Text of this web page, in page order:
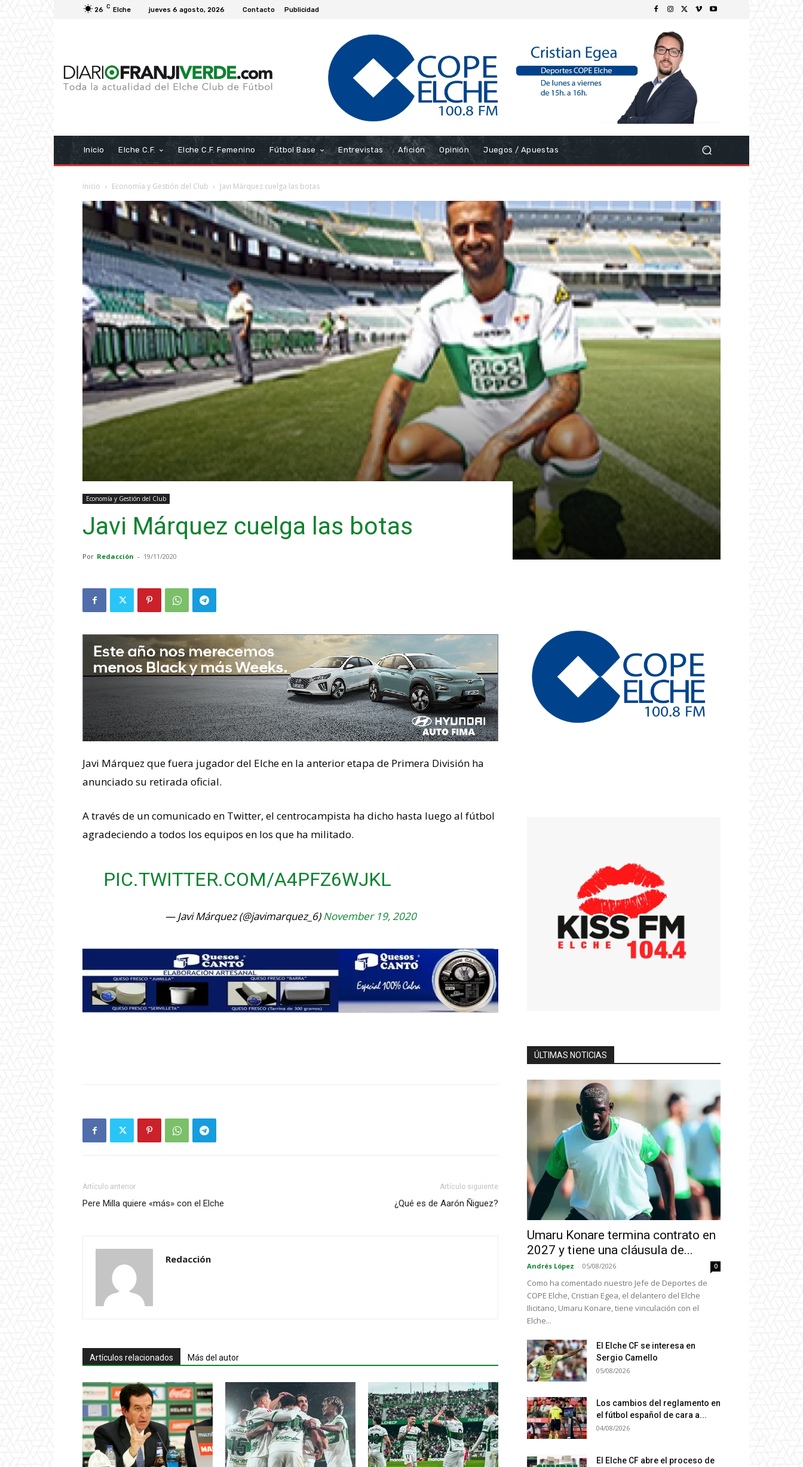
26 C Elche jueves 6 agosto, 2026 Contacto Publicidad
Inicio Elche C.F. Elche C.F. Femenino Fútbol Base Entrevistas Afición Opinión Juegos / Apuestas
Inicio Economía y Gestión del Club Javi Márquez cuelga las botas
Economía y Gestión del Club
Javi Márquez cuelga las botas
Por Redacción - 19/11/2020
Javi Márquez que fuera jugador del Elche en la anterior etapa de Primera División ha
anunciado su retirada oficial.
A través de un comunicado en Twitter, el centrocampista ha dicho hasta luego al fútbol
agradeciendo a todos los equipos en los que ha militado.
PIC.TWITTER.COM/A4PFZ6WJKL
— Javi Márquez (@javimarquez_6)November 19, 2020
Artículo anterior
Pere Milla quiere «más» con el Elche
Artículo siguiente
¿Qué es de Aarón Ñiguez?
Redacción
Artículos relacionados Más del autor
ÚLTIMAS NOTICIAS
Umaru Konare termina contrato en
2027 y tiene una cláusula de...
Andrés López - 05/08/2026 0
Como ha comentado nuestro Jefe de Deportes de
COPE Elche, Cristian Egea, el delantero del Elche
Ilicitano, Umaru Konare, tiene vinculación con el
Elche...
El Elche CF se interesa en
Sergio Camello
05/08/2026
Los cambios del reglamento en
el fútbol español de cara a...
04/08/2026
El Elche CF abre el proceso de